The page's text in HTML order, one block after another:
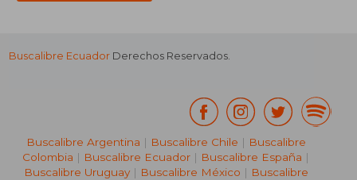
Buscalibre Ecuador Derechos Reservados.
Buscalibre Argentina | Buscalibre Chile | Buscalibre
Colombia | Buscalibre Ecuador | Buscalibre España |
Buscalibre Uruguay| Buscalibre México | Buscalibre